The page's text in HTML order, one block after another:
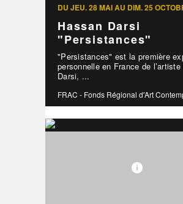
DU JEU. 28 MAI AU DIM. 25
Hassan Darsi
"Persistances"
"Persistances" est la première
personnelle en France de
Darsi, ...
FRAC - Fonds Régional d'Art